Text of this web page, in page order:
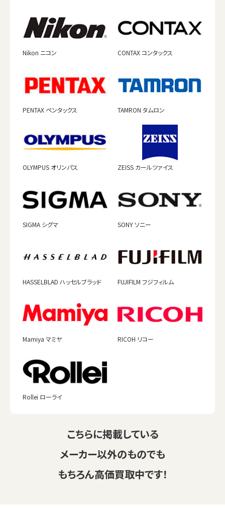
Nikon ニコン CONTAX コンタックス
PENTAX ペンタックス TAMRON タムロン
OLYMPUS オリンパス ZEISS カールツァイス
SIGMA シグマ SONY ソニー
HASSELBLAD ハッセルブラッド FUJIFILM フジフィルム
Mamiya マミヤ RICOH リコー
Rollei ローライ
こちらに掲載している
メーカー以外のものでも
もちろん高価買取中です！